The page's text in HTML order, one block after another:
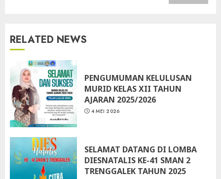
RELATED NEWS
PENGUMUMAN KELULUSAN
MURID KELAS XII TAHUN
AJARAN 2025/2026
4 MEI 2026
SELAMAT DATANG DI LOMBA
DIESNATALIS KE-41 SMAN 2
TRENGGALEK TAHUN 2025